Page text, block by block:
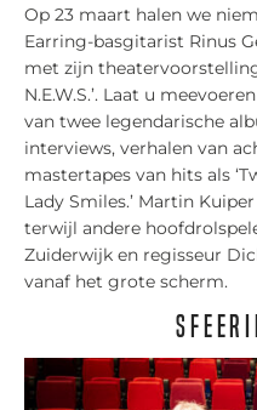
Op 23 maart halen we
Earring-basgitarist Rinus
met zijn
N.E.W.S.’. Laat u
van twee legendarische
interviews, verhalen van
mastertapes van hits als
Lady Smiles.’ Martin
terwijl andere
Zuiderwijk en regisseur
vanaf het grote scherm.